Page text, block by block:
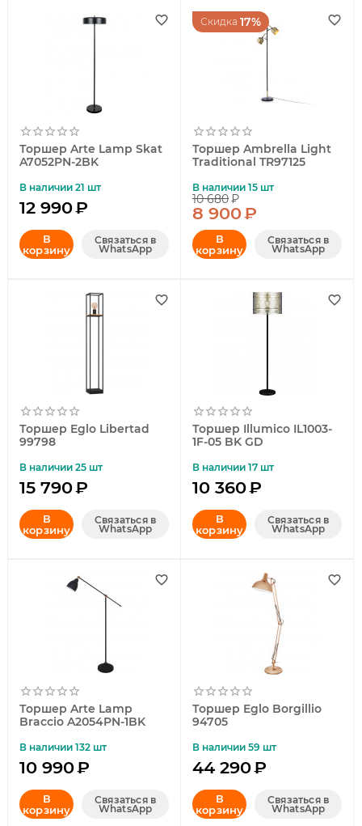
Торшер Arte Lamp Skat
A7052PN-2BK
В наличии 21 шт
12 990₽
В
корзину
Связаться в
WhatsApp
Скидка 17%
Торшер Ambrella Light
Traditional TR97125
В наличии 15 шт
10 680₽
8 900₽
В
корзину
Связаться в
WhatsApp
Торшер Eglo Libertad
99798
В наличии 25 шт
15 790₽
В
корзину
Связаться в
WhatsApp
Торшер Illumico IL1003-
1F-05 BK GD
В наличии 17 шт
10 360₽
В
корзину
Связаться в
WhatsApp
Торшер Arte Lamp
Braccio A2054PN-1BK
В наличии 132 шт
10 990₽
В
корзину
Связаться в
WhatsApp
Торшер Eglo Borgillio
94705
В наличии 59 шт
44 290₽
В
корзину
Связаться в
WhatsApp